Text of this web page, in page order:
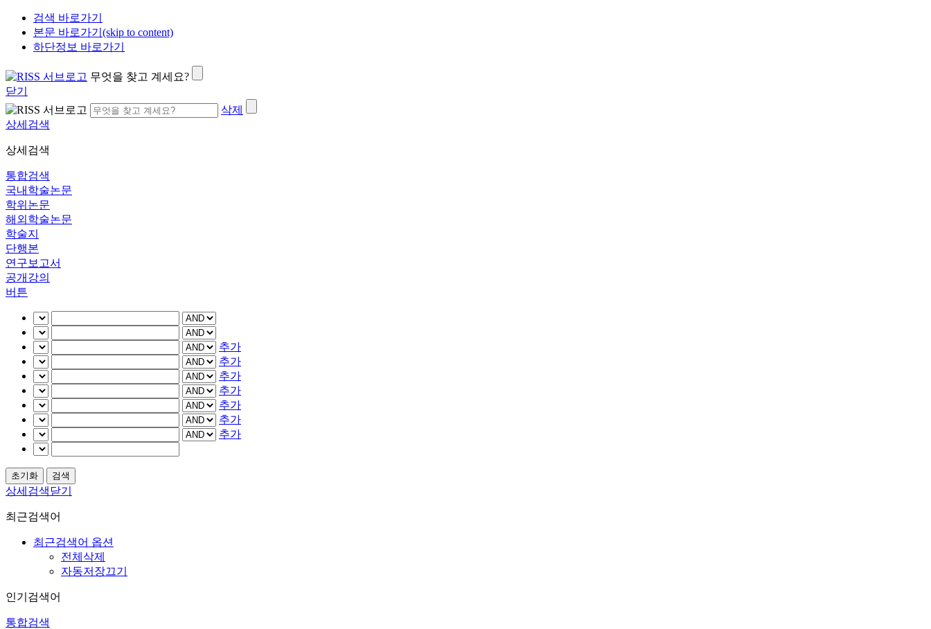
검색 바로가기
본문 바로가기(skip to content)
하단정보 바로가기
무엇을 찾고 계세요?
닫기
삭제
상세검색
상세검색
통합검색
국내학술논문
학위논문
해외학술논문
학술지
단행본
연구보고서
공개강의
버튼
추가
추가
추가
추가
추가
추가
추가
상세검색닫기
최근검색어
최근검색어 옵션
전체삭제
자동저장끄기
인기검색어
통합검색